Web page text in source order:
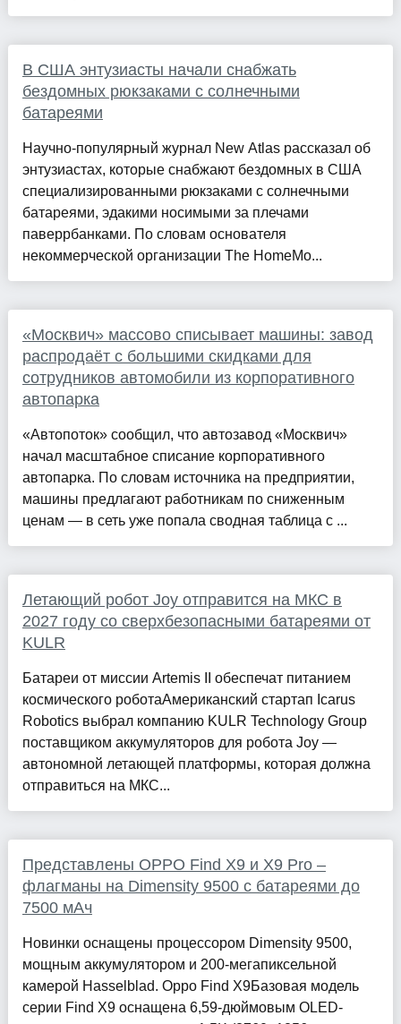
В США энтузиасты начали снабжать
бездомных рюкзаками с солнечными
батареями
Научно-популярный журнал New Atlas рассказал об
энтузиастах, которые снабжают бездомных в США
специализированными рюкзаками с солнечными
батареями, эдакими носимыми за плечами
паверрбанками. По словам основателя
некоммерческой организации The HomeMo...
«Москвич» массово списывает машины: завод
распродаёт с большими скидками для
сотрудников автомобили из корпоративного
автопарка
«Автопоток» сообщил, что автозавод «Москвич»
начал масштабное списание корпоративного
автопарка. По словам источника на предприятии,
машины предлагают работникам по сниженным
ценам — в сеть уже попала сводная таблица с ...
Летающий робот Joy отправится на МКС в
2027 году со сверхбезопасными батареями от
KULR
Батареи от миссии Artemis II обеспечат питанием
космического роботаАмериканский стартап Icarus
Robotics выбрал компанию KULR Technology Group
поставщиком аккумуляторов для робота Joy —
автономной летающей платформы, которая должна
отправиться на МКС...
Представлены OPPO Find X9 и X9 Pro –
флагманы на Dimensity 9500 с батареями до
7500 мАч
Новинки оснащены процессором Dimensity 9500,
мощным аккумулятором и 200-мегапиксельной
камерой Hasselblad. Oppo Find X9Базовая модель
серии Find X9 оснащена 6,59-дюймовым OLED-